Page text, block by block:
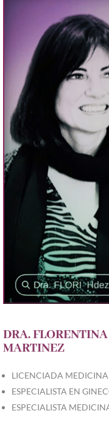
DRA.
MARTINEZ
LICENCIADA MEDICINA
ESPECIALISTA EN
ESPECIALISTA